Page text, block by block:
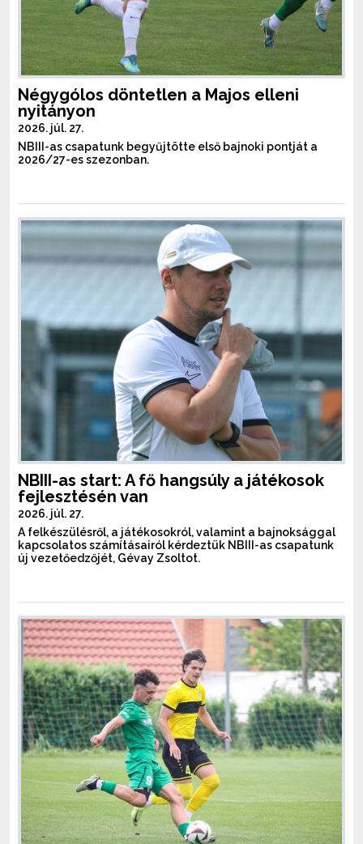
Négygólos döntetlen a Majos elleni
nyitányon
2026. júl. 27.
NBIII-as csapatunk begyűjtötte első bajnoki pontját a
2026/27-es szezonban.
NBIII-as start: A fő hangsúly a játékosok
fejlesztésén van
2026. júl. 27.
A felkészülésről, a játékosokról, valamint a bajnoksággal
kapcsolatos számításairól kérdeztük NBIII-as csapatunk
új vezetőedzőjét, Gévay Zsoltot.